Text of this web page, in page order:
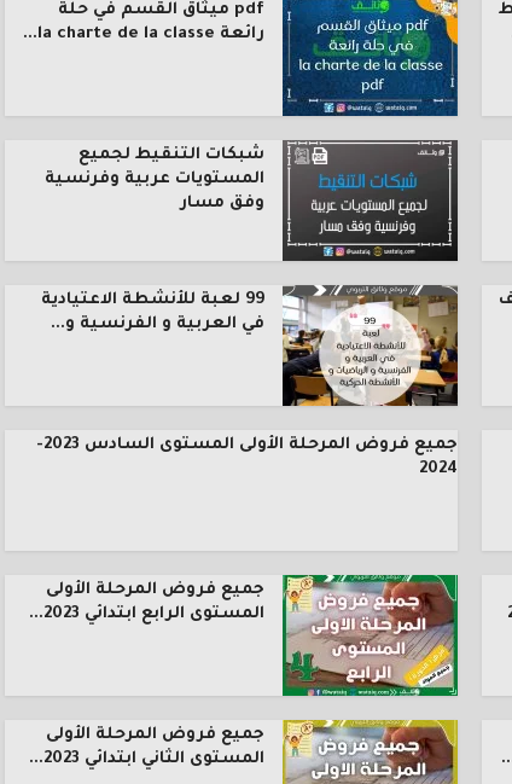
pdf ميثاق القسم في حلة
رائعة la charte de la classe...
شبكات التنقيط لجميع
المستويات عربية وفرنسية
وفق مسار
99 لعبة للأنشطة الاعتيادية
في العربية و الفرنسية و...
جميع فروض المرحلة الأولى المستوى السادس 2023-
2024
جميع فروض المرحلة الأولى
المستوى الرابع ابتدائي 2023...
جميع فروض المرحلة الأولى
المستوى الثاني ابتدائي 2023...